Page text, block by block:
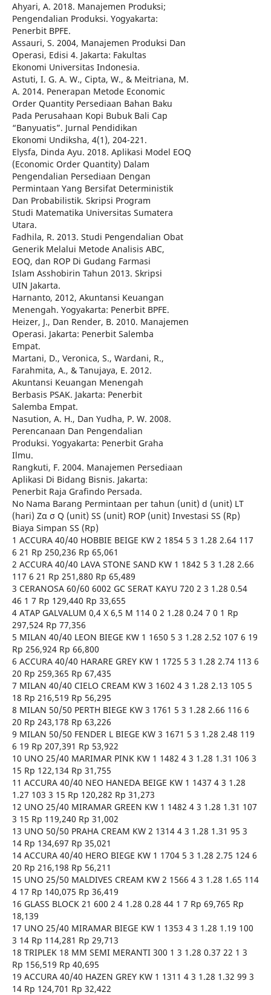
Ahyari, A. 2018. Manajemen Produksi;
Pengendalian Produksi. Yogyakarta:
Penerbit BPFE.
Assauri, S. 2004, Manajemen Produksi Dan
Operasi, Edisi 4. Jakarta: Fakultas
Ekonomi Universitas Indonesia.
Astuti, I. G. A. W., Cipta, W., & Meitriana, M.
A. 2014. Penerapan Metode Economic
Order Quantity Persediaan Bahan Baku
Pada Perusahaan Kopi Bubuk Bali Cap
“Banyuatis”. Jurnal Pendidikan
Ekonomi Undiksha, 4(1), 204-221.
Elysfa, Dinda Ayu. 2018. Aplikasi Model EOQ
(Economic Order Quantity) Dalam
Pengendalian Persediaan Dengan
Permintaan Yang Bersifat Deterministik
Dan Probabilistik. Skripsi Program
Studi Matematika Universitas Sumatera
Utara.
Fadhila, R. 2013. Studi Pengendalian Obat
Generik Melalui Metode Analisis ABC,
EOQ, dan ROP Di Gudang Farmasi
Islam Asshobirin Tahun 2013. Skripsi
UIN Jakarta.
Harnanto, 2012, Akuntansi Keuangan
Menengah. Yogyakarta: Penerbit BPFE.
Heizer, J., Dan Render, B. 2010. Manajemen
Operasi. Jakarta: Penerbit Salemba
Empat.
Martani, D., Veronica, S., Wardani, R.,
Farahmita, A., & Tanujaya, E. 2012.
Akuntansi Keuangan Menengah
Berbasis PSAK. Jakarta: Penerbit
Salemba Empat.
Nasution, A. H., Dan Yudha, P. W. 2008.
Perencanaan Dan Pengendalian
Produksi. Yogyakarta: Penerbit Graha
Ilmu.
Rangkuti, F. 2004. Manajemen Persediaan
Aplikasi Di Bidang Bisnis. Jakarta:
Penerbit Raja Grafindo Persada.
No Nama Barang Permintaan per tahun (unit) d (unit) LT
(hari) Zα σ Q (unit) SS (unit) ROP (unit) Investasi SS (Rp)
Biaya Simpan SS (Rp)
1 ACCURA 40/40 HOBBIE BEIGE KW 2 1854 5 3 1.28 2.64 117
6 21 Rp 250,236 Rp 65,061
2 ACCURA 40/40 LAVA STONE SAND KW 1 1842 5 3 1.28 2.66
117 6 21 Rp 251,880 Rp 65,489
3 CERANOSA 60/60 6002 GC SERAT KAYU 720 2 3 1.28 0.54
46 1 7 Rp 129,440 Rp 33,655
4 ATAP GALVALUM 0,4 X 6,5 M 114 0 2 1.28 0.24 7 0 1 Rp
297,524 Rp 77,356
5 MILAN 40/40 LEON BIEGE KW 1 1650 5 3 1.28 2.52 107 6 19
Rp 256,924 Rp 66,800
6 ACCURA 40/40 HARARE GREY KW 1 1725 5 3 1.28 2.74 113 6
20 Rp 259,365 Rp 67,435
7 MILAN 40/40 CIELO CREAM KW 3 1602 4 3 1.28 2.13 105 5
18 Rp 216,519 Rp 56,295
8 MILAN 50/50 PERTH BIEGE KW 3 1761 5 3 1.28 2.66 116 6
20 Rp 243,178 Rp 63,226
9 MILAN 50/50 FENDER L BIEGE KW 3 1671 5 3 1.28 2.48 119
6 19 Rp 207,391 Rp 53,922
10 UNO 25/40 MARIMAR PINK KW 1 1482 4 3 1.28 1.31 106 3
15 Rp 122,134 Rp 31,755
11 ACCURA 40/40 NEO HANEDA BEIGE KW 1 1437 4 3 1.28
1.27 103 3 15 Rp 120,282 Rp 31,273
12 UNO 25/40 MIRAMAR GREEN KW 1 1482 4 3 1.28 1.31 107
3 15 Rp 119,240 Rp 31,002
13 UNO 50/50 PRAHA CREAM KW 2 1314 4 3 1.28 1.31 95 3
14 Rp 134,697 Rp 35,021
14 ACCURA 40/40 HERO BIEGE KW 1 1704 5 3 1.28 2.75 124 6
20 Rp 216,198 Rp 56,211
15 UNO 25/50 MALDIVES CREAM KW 2 1566 4 3 1.28 1.65 114
4 17 Rp 140,075 Rp 36,419
16 GLASS BLOCK 21 600 2 4 1.28 0.28 44 1 7 Rp 69,765 Rp
18,139
17 UNO 25/40 MIRAMAR BIEGE KW 1 1353 4 3 1.28 1.19 100
3 14 Rp 114,281 Rp 29,713
18 TRIPLEK 18 MM SEMI MERANTI 300 1 3 1.28 0.37 22 1 3
Rp 156,519 Rp 40,695
19 ACCURA 40/40 HAZEN GREY KW 1 1311 4 3 1.28 1.32 99 3
14 Rp 124,701 Rp 32,422